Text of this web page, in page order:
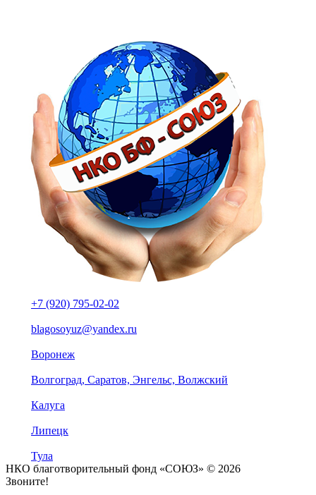
+7 (920) 795-02-02
blagosoyuz@yandex.ru
Воронеж
Волгоград, Саратов, Энгельс, Волжский
Калуга
Липецк
Тула
НКО благотворительный фонд «СОЮЗ» © 2026
Звоните!